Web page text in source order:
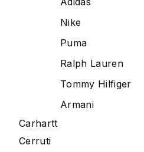
Nike
Puma
Ralph Lauren
Tommy Hilfiger
Armani
Carhartt
Cerruti